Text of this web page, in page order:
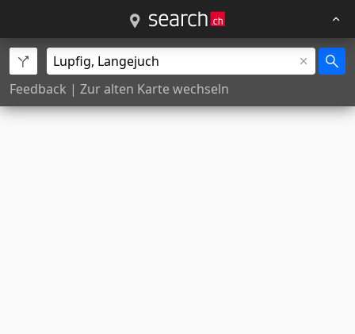
Feedback | Zur alten Karte wechseln